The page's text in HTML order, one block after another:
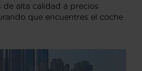
de alta calidad a precios
que encuentres el coche